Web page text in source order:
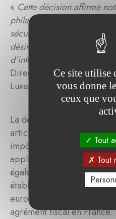
« Cette décision affirme
philanthropie européenne
sécurisant l’engagement
désireux de s’engager
d’intérêt général
Directrice Générale de la
Luxembourg.
La décision des autorités
articles 200, 238 bis et
impôts, qui prévoient que
applicables aux fondations
également bénéficier à
établis dans un autre État
européenne, sous réserve
agrément fiscal en France.
Ce site utilise
vous donne
ceux que
Tout
Tout